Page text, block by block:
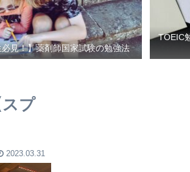
必見！】薬剤師国家試験の勉強法
TOEIC
プ
2023.03.31